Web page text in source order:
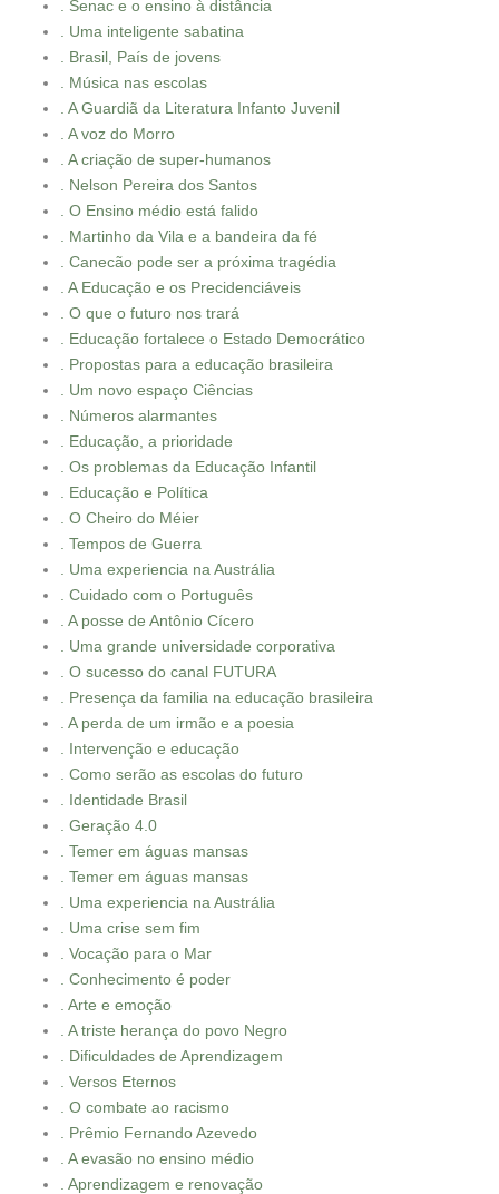
. Senac e o ensino à distância
. Uma inteligente sabatina
. Brasil, País de jovens
. Música nas escolas
. A Guardiã da Literatura Infanto Juvenil
. A voz do Morro
. A criação de super-humanos
. Nelson Pereira dos Santos
. O Ensino médio está falido
. Martinho da Vila e a bandeira da fé
. Canecão pode ser a próxima tragédia
. A Educação e os Precidenciáveis
. O que o futuro nos trará
. Educação fortalece o Estado Democrático
. Propostas para a educação brasileira
. Um novo espaço Ciências
. Números alarmantes
. Educação, a prioridade
. Os problemas da Educação Infantil
. Educação e Política
. O Cheiro do Méier
. Tempos de Guerra
. Uma experiencia na Austrália
. Cuidado com o Português
. A posse de Antônio Cícero
. Uma grande universidade corporativa
. O sucesso do canal FUTURA
. Presença da familia na educação brasileira
. A perda de um irmão e a poesia
. Intervenção e educação
. Como serão as escolas do futuro
. Identidade Brasil
. Geração 4.0
. Temer em águas mansas
. Temer em águas mansas
. Uma experiencia na Austrália
. Uma crise sem fim
. Vocação para o Mar
. Conhecimento é poder
. Arte e emoção
. A triste herança do povo Negro
. Dificuldades de Aprendizagem
. Versos Eternos
. O combate ao racismo
. Prêmio Fernando Azevedo
. A evasão no ensino médio
. Aprendizagem e renovação